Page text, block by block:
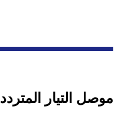
موصل التيار المتردد UKC1-22